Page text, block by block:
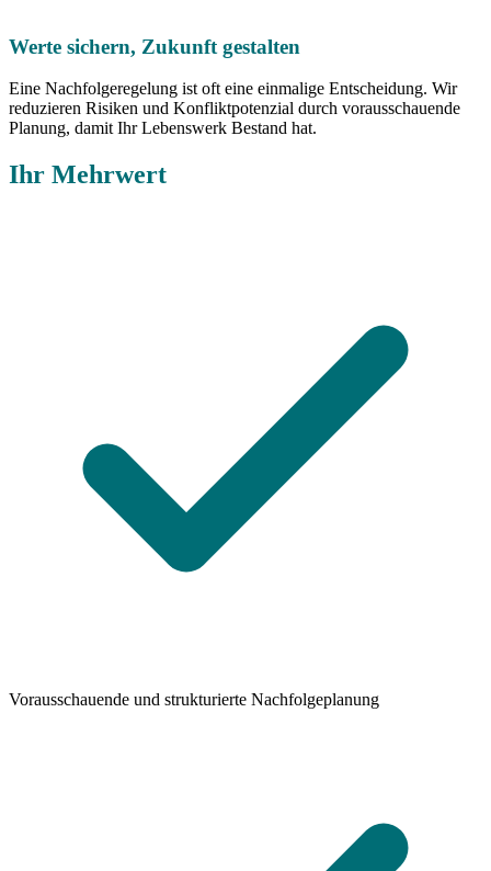
Werte sichern, Zukunft gestalten
Eine Nachfolgeregelung ist oft eine einmalige Entscheidung. Wir
reduzieren Risiken und Konfliktpotenzial durch vorausschauende
Planung, damit Ihr Lebenswerk Bestand hat.
Ihr Mehrwert
Vorausschauende und strukturierte Nachfolgeplanung